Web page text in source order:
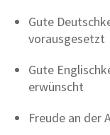
Gute
vorausgesetzt
Gute
erwünscht
Freude an der